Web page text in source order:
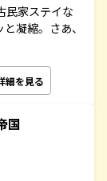
民家ステイな
凝縮。さあ、
細を見る
国